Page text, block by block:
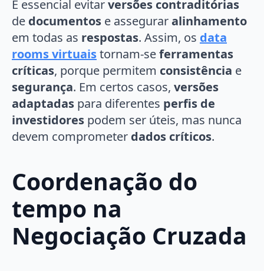
É essencial evitarversões contraditórias
de documentos e asseguraralinhamento
em todas as respostas. Assim, os data
rooms virtuaistornam-seferramentas
críticas, porque permitem consistência e
segurança. Em certos casos, versões
adaptadas para diferentes perfis de
investidores podem ser úteis, mas nunca
devem comprometer dados críticos.
Coordenação do
tempo na
Negociação Cruzada